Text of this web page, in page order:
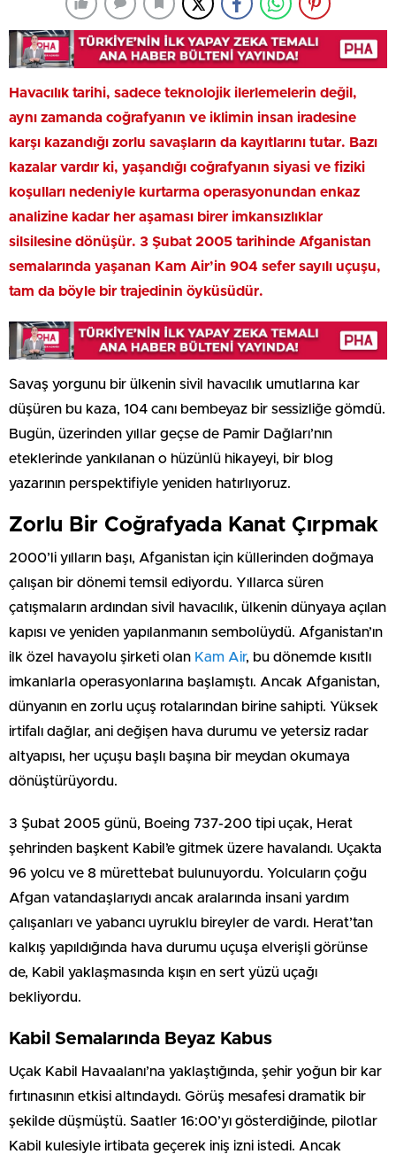
Havacılık tarihi, sadece teknolojik ilerlemelerin değil,
aynı zamanda coğrafyanın ve iklimin insan iradesine
karşı kazandığı zorlu savaşların da kayıtlarını tutar. Bazı
kazalar vardır ki, yaşandığı coğrafyanın siyasi ve fiziki
koşulları nedeniyle kurtarma operasyonundan enkaz
analizine kadar her aşaması birer imkansızlıklar
silsilesine dönüşür. 3 Şubat 2005 tarihinde Afganistan
semalarında yaşanan Kam Air’in 904 sefer sayılı uçuşu,
tam da böyle bir trajedinin öyküsüdür.
Savaş yorgunu bir ülkenin sivil havacılık umutlarına kar
düşüren bu kaza, 104 canı bembeyaz bir sessizliğe gömdü.
Bugün, üzerinden yıllar geçse de Pamir Dağları’nın
eteklerinde yankılanan o hüzünlü hikayeyi, bir blog
yazarının perspektifiyle yeniden hatırlıyoruz.
Zorlu Bir Coğrafyada Kanat Çırpmak
2000’li yılların başı, Afganistan için küllerinden doğmaya
çalışan bir dönemi temsil ediyordu. Yıllarca süren
çatışmaların ardından sivil havacılık, ülkenin dünyaya açılan
kapısı ve yeniden yapılanmanın sembolüydü. Afganistan’ın
ilk özel havayolu şirketi olan Kam Air, bu dönemde kısıtlı
imkanlarla operasyonlarına başlamıştı. Ancak Afganistan,
dünyanın en zorlu uçuş rotalarından birine sahipti. Yüksek
irtifalı dağlar, ani değişen hava durumu ve yetersiz radar
altyapısı, her uçuşu başlı başına bir meydan okumaya
dönüştürüyordu.
3 Şubat 2005 günü, Boeing 737-200 tipi uçak, Herat
şehrinden başkent Kabil’e gitmek üzere havalandı. Uçakta
96 yolcu ve 8 mürettebat bulunuyordu. Yolcuların çoğu
Afgan vatandaşlarıydı ancak aralarında insani yardım
çalışanları ve yabancı uyruklu bireyler de vardı. Herat’tan
kalkış yapıldığında hava durumu uçuşa elverişli görünse
de, Kabil yaklaşmasında kışın en sert yüzü uçağı
bekliyordu.
Kabil Semalarında Beyaz Kabus
Uçak Kabil Havaalanı’na yaklaştığında, şehir yoğun bir kar
fırtınasının etkisi altındaydı. Görüş mesafesi dramatik bir
şekilde düşmüştü. Saatler 16:00’yı gösterdiğinde, pilotlar
Kabil kulesiyle irtibata geçerek iniş izni istedi. Ancak